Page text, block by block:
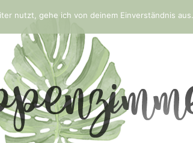
nutzt, gehe ich von deinem Einverständnis aus.